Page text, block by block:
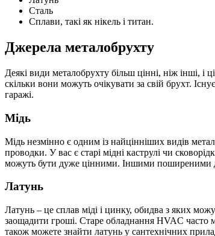
Сталь
Сплави, такі як нікель і титан.
Джерела металобрухту
Деякі види металобрухту більш цінні, ніж інші,
скільки вони можуть очікувати за свій брухт.
гаражі.
Мідь
Мідь незмінно є одним із найцінніших видів
проводки. У вас є старі мідні каструлі чи
можуть бути дуже цінними. Іншими поширеними
Латунь
Латунь – це сплав міді і цинку, обидва з яких
заощадити гроші. Старе обладнання HVAC часто
також можете знайти латунь у сантехнічних